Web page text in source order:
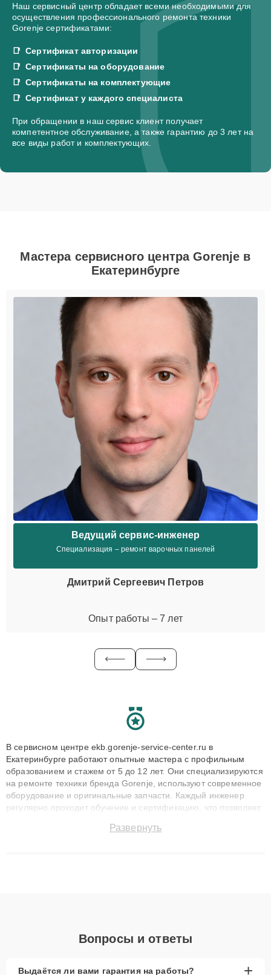
Наш сервисный центр обладает всеми необходимыми для
осуществления профессионального ремонта техники
Gorenje сертификатами:
Сертификат авторизации
Сертификаты на оборудование
Сертификаты на комплектующие
Сертификат у каждого специалиста
При обращении в наш сервис клиент получает
компетентное обслуживание, а также гарантию до 3 лет на
все виды работ и комплектующих.
Мастера сервисного центра Gorenje в
Екатеринбурге
Ведущий сервис-инженер
Специализация – ремонт варочных панелей
Дмитрий Сергеевич Петров
Опыт работы – 7 лет
В сервисном центре ekb.gorenje-service-center.ru в
Екатеринбурге работают опытные мастера с профильным
образованием и стажем от 5 до 12 лет. Они специализируются
на ремонте техники бренда Gorenje, используют современное
оборудование и оригинальные запчасти. Каждый инженер
регулярно проходит обучение и сертификацию, что позволяет
технику с сохранением гарантии до 3 лет. Наши мастера
Развернуть
Вопросы и ответы
Выдаётся ли вами гарантия на работы? +